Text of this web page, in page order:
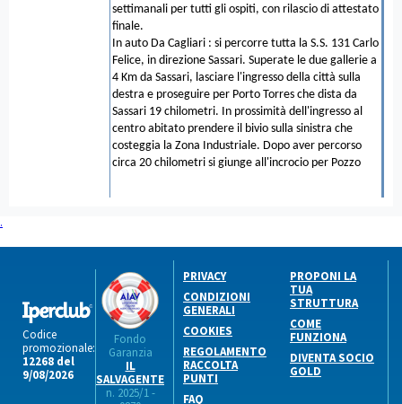
settimanali per tutti gli ospiti, con rilascio di attestato
finale.
In auto Da Cagliari : si percorre tutta la S.S. 131 Carlo
Felice, in direzione Sassari. Superate le due gallerie a
4 Km da Sassari, lasciare l'ingresso della città sulla
destra e proseguire per Porto Torres che dista da
Sassari 19 chilometri. In prossimità dell'ingresso al
centro abitato prendere il bivio sulla sinistra che
costeggia la Zona Industriale. Dopo aver percorso
circa 20 chilometri si giunge all'incrocio per Pozzo
.
Codice
promozionale:
12268 del
9/08/2026
Fondo
Garanzia
IL
SALVAGENTE
n. 2025/1 -
PRIVACY
CONDIZIONI
GENERALI
COOKIES
REGOLAMENTO
RACCOLTA
PUNTI
FAQ
PROPONI LA
TUA
STRUTTURA
COME
FUNZIONA
DIVENTA SOCIO
GOLD